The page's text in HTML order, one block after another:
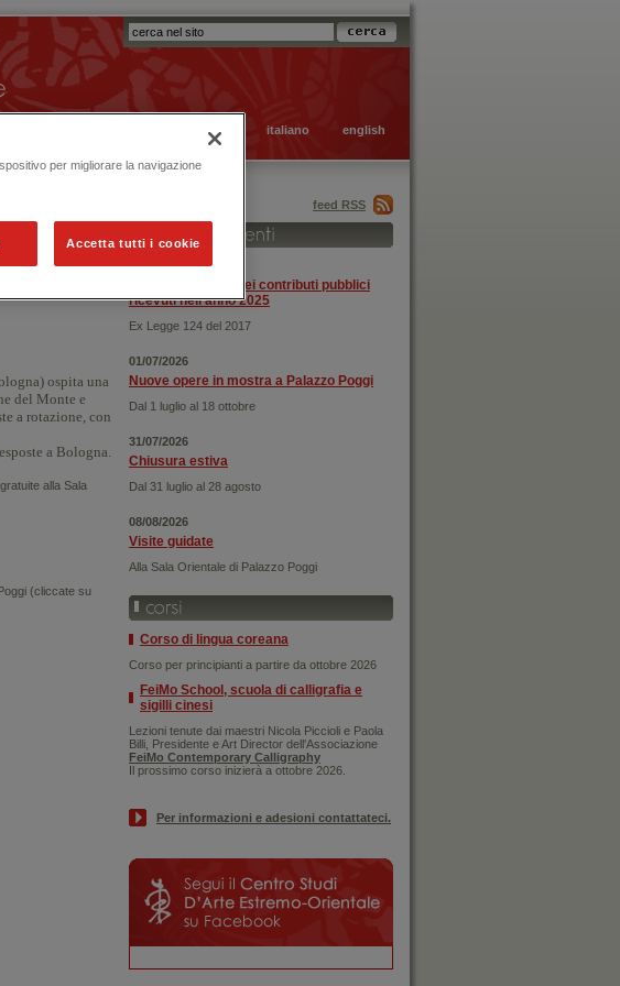
italiano english
ospita una
del Monte e
a rotazione, con
a Bologna.
alla Sala
(cliccate su
feed RSS
31/12/2025
Rendicontazione dei contributi pubblici
ricevuti nell'anno 2025
Ex Legge 124 del 2017
01/07/2026
Nuove opere in mostra a Palazzo Poggi
Dal 1 luglio al 18 ottobre
31/07/2026
Chiusura estiva
Dal 31 luglio al 28 agosto
08/08/2026
Visite guidate
Alla Sala Orientale di Palazzo Poggi
Corso di lingua coreana
Corso per principianti a partire da ottobre 2026
FeiMo School, scuola di calligrafia e
sigilli cinesi
Lezioni tenute dai maestri Nicola Piccioli e Paola
Billi, Presidente e Art Director dell'Associazione
FeiMo Contemporary Calligraphy
Il prossimo corso inizierà a ottobre 2026.
Per informazioni e adesioni contattateci.
per migliorare la navigazione
Accetta tutti i cookie